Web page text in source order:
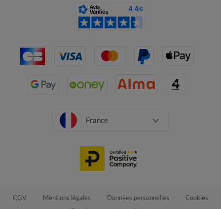
France
CGV Mentions légales Données personnelles
Cookies